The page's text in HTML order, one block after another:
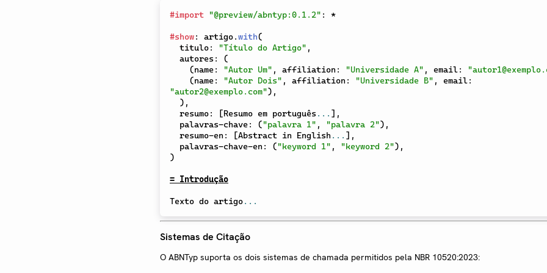
#import "@preview/abntyp:0.1.2" : *
#show: artigo.with(
  titulo
: "Título do Artigo" ,
  autores
:
(
(name: "Autor Um" , affiliation : "Universidade A" , email:
(name: "Autor Dois" , affiliation : "Universidade B" , email:
"autor2@exemplo.com") ,
) ,
  resumo
: [Resumo em português ... ] ,
  palavras-chave
: ("palavra 1" , "palavra 2") ,
  resumo-en
: [Abstract in English ... ] ,
  palavras-chave-en
: ("keyword 1" , "keyword 2") ,
)
= Introdução
Texto do artigo...
Sistemas de Citação
O ABNTyp suporta os dois sistemas de chamada permitidos pela NBR 10520:2023: